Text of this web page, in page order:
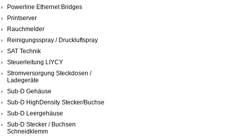
Powerline Ethernet Bridges
Printserver
Rauchmelder
Reinigungsspray / Druckluftspray
SAT Technik
Steuerleitung LIYCY
Stromversorgung Steckdosen /
Ladegeräte
Sub-D Gehäuse
Sub-D HighDensity Stecker/Buchse
Sub-D Leergehäuse
Sub-D Stecker / Buchsen
Schneidklemm